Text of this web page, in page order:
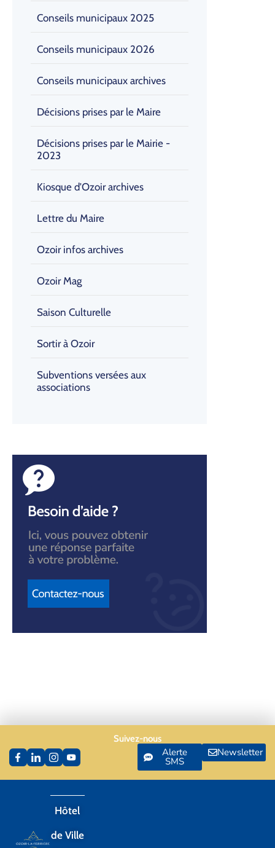
Conseils municipaux 2025
Conseils municipaux 2026
Conseils municipaux archives
Décisions prises par le Maire
Décisions prises par le Mairie -
2023
Kiosque d'Ozoir archives
Lettre du Maire
Ozoir infos archives
Ozoir Mag
Saison Culturelle
Sortir à Ozoir
Subventions versées aux
associations
Hôtel
de Ville
Suivez-nous
Alerte
SMS
Newsletter